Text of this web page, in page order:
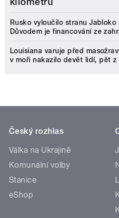
Rusko vyloučilo stranu
Důvodem je financování ze
Louisiana varuje před
v moři nakazilo devět lidí, pět z
Český rozhlas
Válka na Ukrajině
Komunální volby
Stanice
eShop